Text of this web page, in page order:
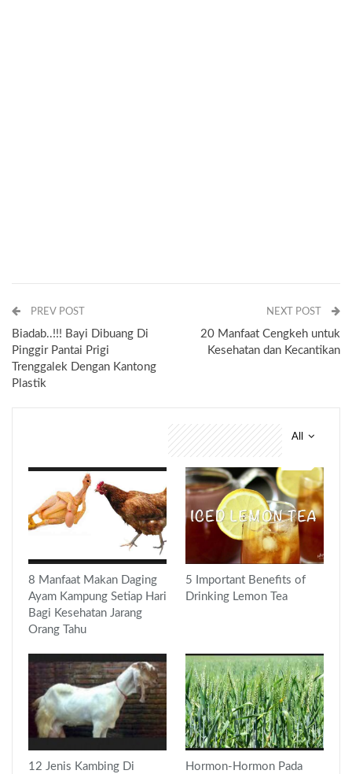
PREV POST
Biadab..!!! Bayi Dibuang Di
Pinggir Pantai Prigi
Trenggalek Dengan Kantong
Plastik
NEXT POST
20 Manfaat Cengkeh untuk
Kesehatan dan Kecantikan
All
8 Manfaat Makan Daging
Ayam Kampung Setiap Hari
Bagi Kesehatan Jarang
Orang Tahu
5 Important Benefits of
Drinking Lemon Tea
12 Jenis Kambing Di
Hormon-Hormon Pada